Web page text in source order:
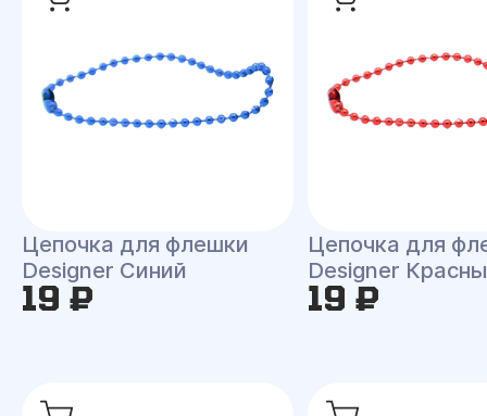
Цепочка для флешки
Designer Синий
19 ₽
Цепочка для
Designer
19 ₽